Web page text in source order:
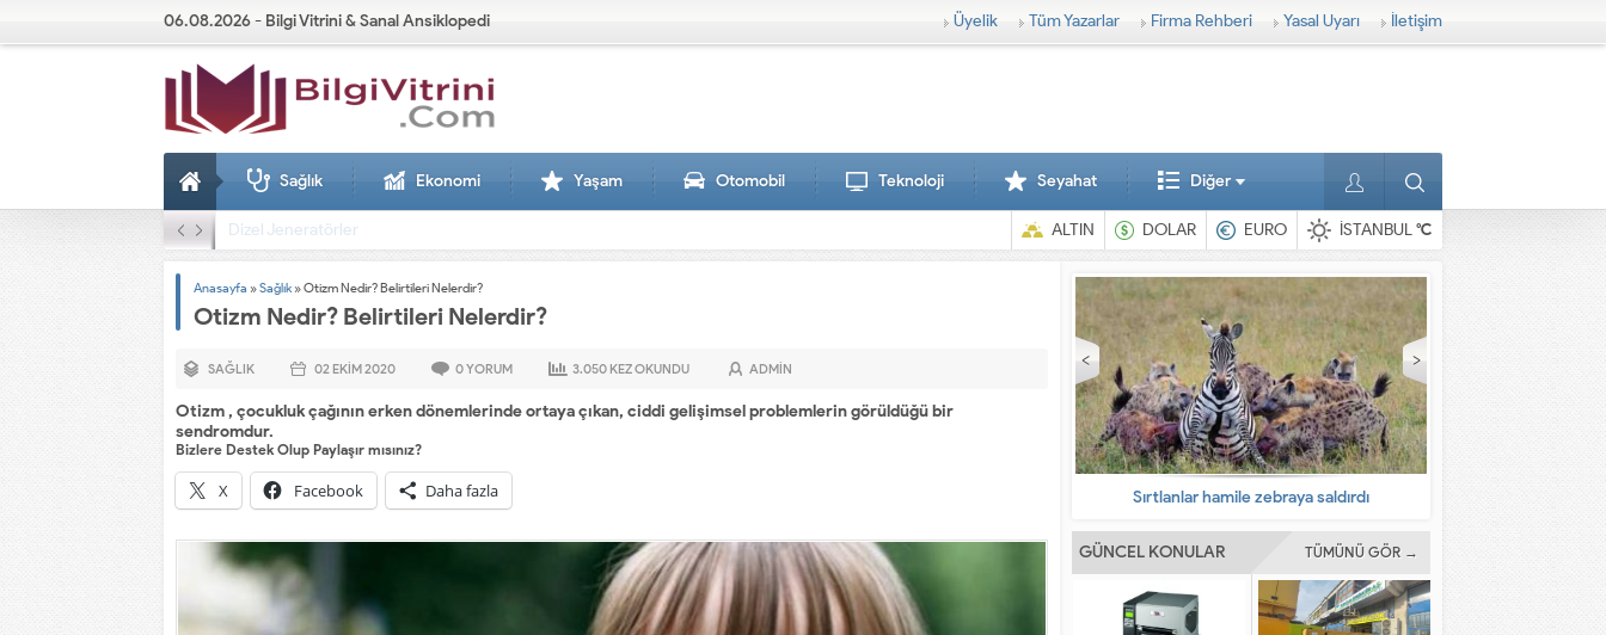
06.08.2026 - Bilgi Vitrini & Sanal Ansiklopedi Üyelik Tüm Yazarlar Firma Rehberi Yasal Uyarı İletişim
Sağlık Ekonomi Yaşam Otomobil Teknoloji Seyahat Diğer
Dizel Jeneratörler ALTIN DOLAR EURO İSTANBUL°C
Anasayfa »Sağlık »Otizm Nedir? Belirtileri Nelerdir?
Otizm Nedir? Belirtileri Nelerdir?
SAĞLIK 02 EKIM2020 0YORUM 3.050 KEZ OKUNDU ADMIN
Otizm , çocukluk çağının erken dönemlerinde ortaya çıkan, ciddi gelişimsel problemlerin görüldüğü bir
sendromdur.
Bizlere Destek Olup Paylaşır mısınız?
X Facebook Daha fazla Sırtlanlar hamile zebraya saldırdı
GÜNCEL KONULAR TÜMÜNÜ GÖR →